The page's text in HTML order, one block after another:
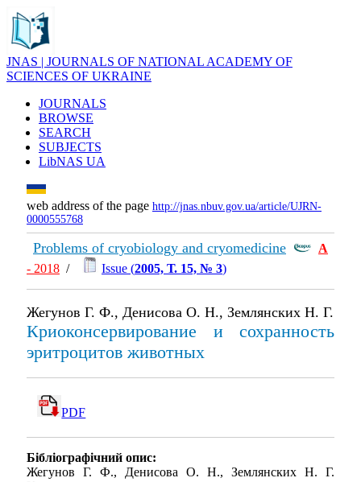
JNAS | JOURNALS OF NATIONAL ACADEMY OF
SCIENCES OF UKRAINE
JOURNALS
BROWSE
SEARCH
SUBJECTS
LibNAS UA
web address of the page http://jnas.nbuv.gov.ua/article/UJRN-
0000555768
Problems of cryobiology and cryomedicine
А
- 2018 / Issue (2005, Т. 15, № 3)
Жегунов Г. Ф., Денисова О. Н., Землянских Н. Г.
Криоконсервирование и сохранность
эритроцитов животных
PDF
Бібліографічний опис:
Жегунов Г. Ф., Денисова О. Н., Землянских Н. Г.